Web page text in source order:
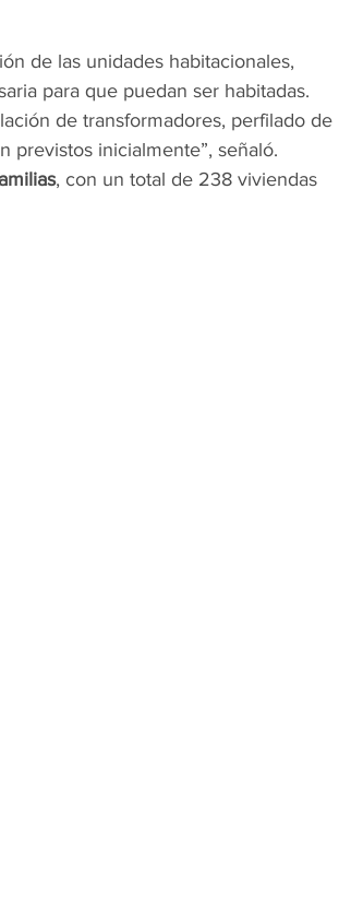
de las unidades habitacionales,
para que puedan ser habitadas.
de transformadores, perfilado de
previstos inicialmente”, señaló.
, con un total de 238 viviendas